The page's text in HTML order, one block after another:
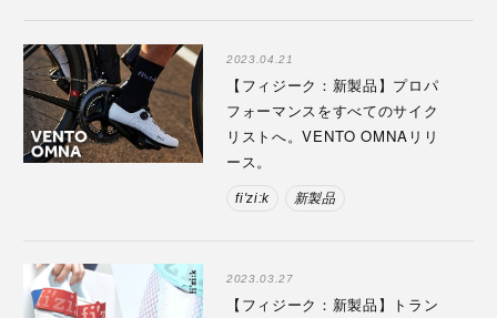
2023.04.21
【フィジーク：新製品】プロパ
フォーマンスをすべてのサイク
リストへ。VENTO OMNAリリ
ース。
fi'zi:k 新製品
2023.03.27
【フィジーク：新製品】トラン